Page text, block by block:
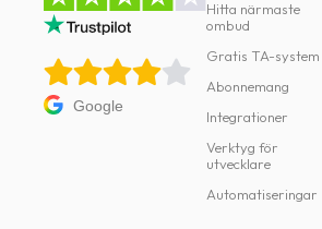
Google
Hitta närmaste
ombud
Gratis TA-system
Abonnemang
Integrationer
Verktyg för
utvecklare
Automatiseringar